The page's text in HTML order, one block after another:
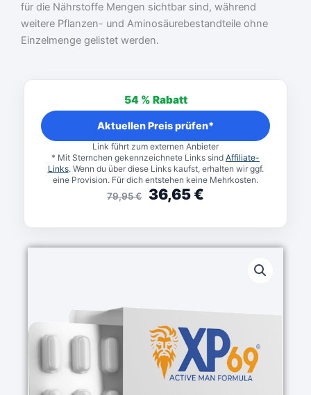
für die Nährstoffe Mengen sichtbar sind, während
weitere Pflanzen- und Aminosäurebestandteile ohne
Einzelmenge gelistet werden.
54 % Rabatt
79,95€
war:
79,95 €
36,65€
36,65 €.
Aktuellen Preis prüfen*
Link führt zum externen Anbieter
* Mit Sternchen gekennzeichnete Links sind Affiliate-
Links. Wenn du über diese Links kaufst, erhalten wir ggf.
eine Provision. Für dich entstehen keine Mehrkosten.